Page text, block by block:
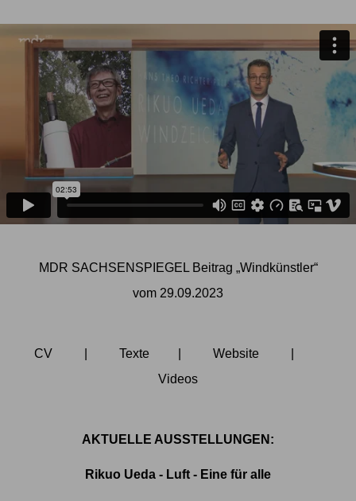
MDR SACHSENSPIEGEL Beitrag „Windkünstler“
vom 29.09.2023
CV| Texte| Website|
Videos
AKTUELLE AUSSTELLUNGEN:
Rikuo Ueda - Luft - Eine für alle